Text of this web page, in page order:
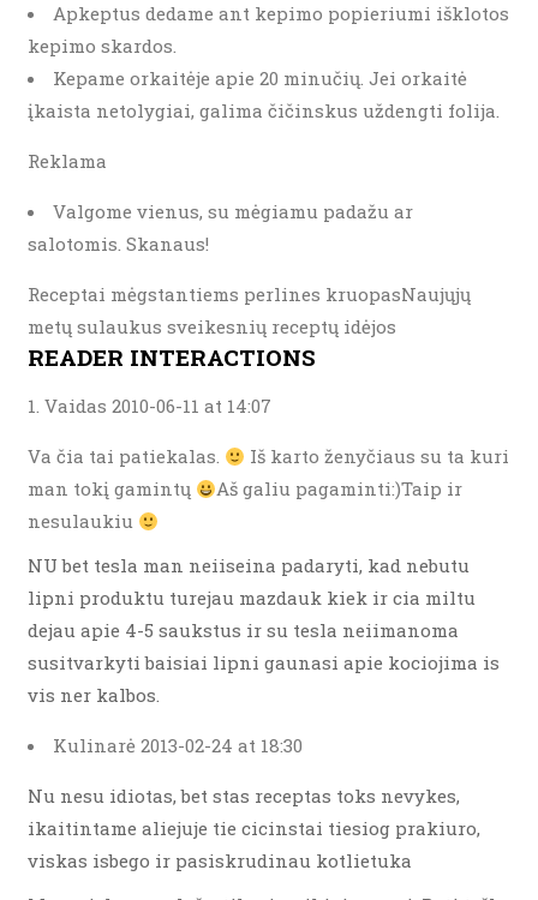
Apkeptus dedame ant kepimo popieriumi išklotos
kepimo skardos.
Kepame orkaitėje apie 20 minučių. Jei orkaitė
įkaista netolygiai, galima čičinskus uždengti folija.
Reklama
Valgome vienus, su mėgiamu padažu ar
salotomis. Skanaus!
Receptai mėgstantiems perlines kruopasNaujųjų
metų sulaukus sveikesnių receptų idėjos
READER INTERACTIONS
Vaidas 2010-06-11 at 14:07
Va čia tai patiekalas.
Iš karto ženyčiaus su ta kuri
man tokį gamintų
Aš galiu pagaminti:)Taip ir
nesulaukiu
NU bet tesla man neiiseina padaryti, kad nebutu
lipni produktu turejau mazdauk kiek ir cia miltu
dejau apie 4-5 saukstus ir su tesla neiimanoma
susitvarkyti baisiai lipni gaunasi apie kociojima is
vis ner kalbos.
Kulinarė 2013-02-24 at 18:30
Nu nesu idiotas, bet stas receptas toks nevykes,
ikaitintame aliejuje tie cicinstai tiesiog prakiuro,
viskas isbego ir pasiskrudinau kotlietuka